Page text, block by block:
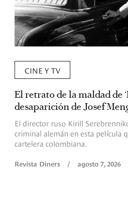
CINE Y TV
El retrato de la maldad de
desaparición de Josef
El director ruso Kirill
criminal alemán en esta película
cartelera colombiana.
Revista Diners / agosto 7, 2026